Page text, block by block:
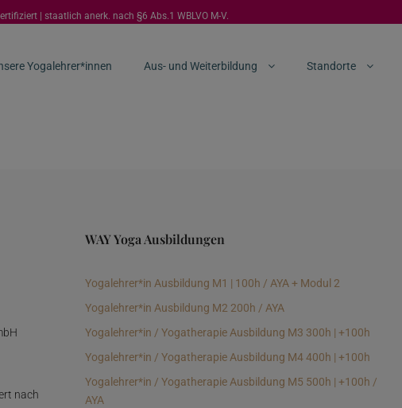
| staatlich anerk. nach §6 Abs.1 WBLVO M-V.
Yogalehrer*innen Aus- und Weiterbildung Standorte
nach
WAY Yoga Ausbildungen
Yogalehrer*in Ausbildung M1 | 100h / AYA + Modul 2
Yogalehrer*in Ausbildung M2 200h / AYA
Yogalehrer*in / Yogatherapie Ausbildung M3 300h | +100h
Yogalehrer*in / Yogatherapie Ausbildung M4 400h | +100h
Yogalehrer*in / Yogatherapie Ausbildung M5 500h | +100h /
AYA